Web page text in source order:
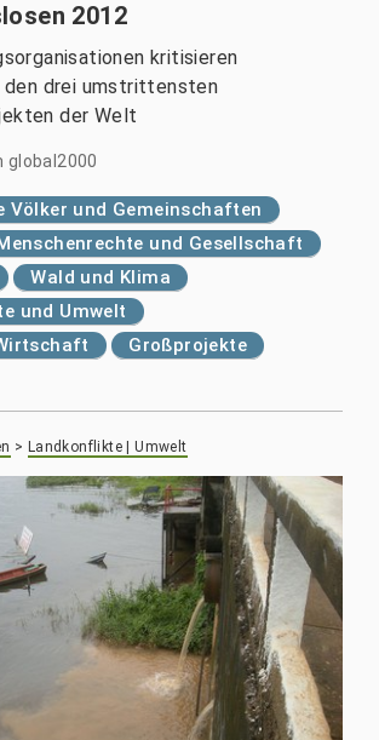
2012
kritisieren
den drei umstrittensten
der Welt
global2000
Völker und Gemeinschaften
und Gesellschaft
Wald und Klima
und Umwelt
Großprojekte
> Landkonflikte | Umwelt